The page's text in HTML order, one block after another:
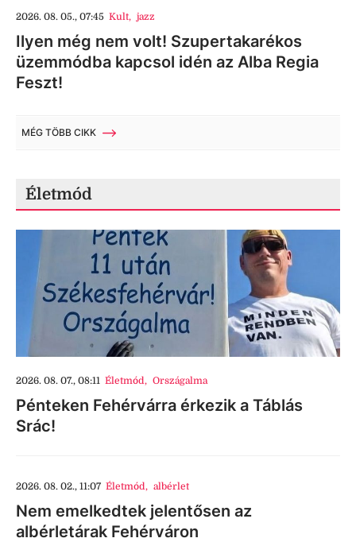
2026. 08. 05., 07:45 Kult, jazz
Ilyen még nem volt! Szupertakarékos
üzemmódba kapcsol idén az Alba Regia
Feszt!
MÉG TÖBB CIKK
Életmód
2026. 08. 07., 08:11 Életmód, Országalma
Pénteken Fehérvárra érkezik a Táblás
Srác!
2026. 08. 02., 11:07 Életmód, albérlet
Nem emelkedtek jelentősen az
albérletárak Fehérváron